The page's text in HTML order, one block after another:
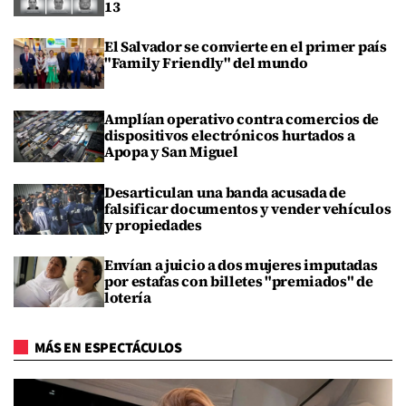
13
El Salvador se convierte en el primer país
"Family Friendly" del mundo
Amplían operativo contra comercios de
dispositivos electrónicos hurtados a
Apopa y San Miguel
Desarticulan una banda acusada de
falsificar documentos y vender vehículos
y propiedades
Envían a juicio a dos mujeres imputadas
por estafas con billetes "premiados" de
lotería
MÁS EN ESPECTÁCULOS